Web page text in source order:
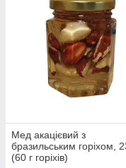
Мед акацієвий з
бразильським горіхом,
(60 г горіхів)